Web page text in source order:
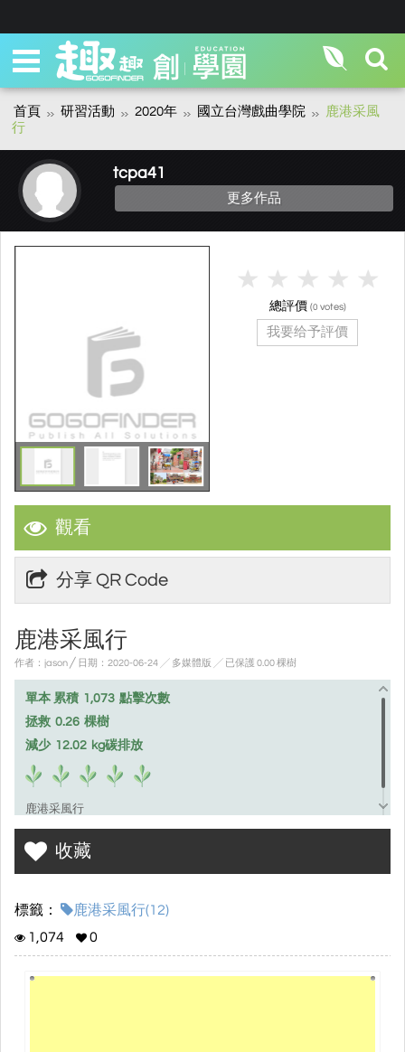
首頁 研習活動 2020年 國立台灣戲曲學院
鹿港采風
行
tcpa41
更多作品
觀看
分享 QR Code
鹿港采風行
作者：jason ╱ 日期：2020-06-24 ╱ 多媒體版 ╱ 已保護 0.00 棵樹
單本 累積 1,073 點擊次數
拯救 0.26 棵樹
減少 12.02 kg碳排放
鹿港采風行
收藏
標籤：
鹿港采風行(12)
1,074
0
總評價 (0 votes)
我要给予評價